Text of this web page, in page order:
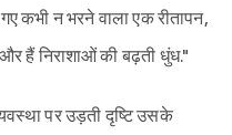
कभी न भरने वाला एक रीतापन,
हैं निराशाओं की बढ़ती धुंध."
पर उड़ती दृष्टि उसके